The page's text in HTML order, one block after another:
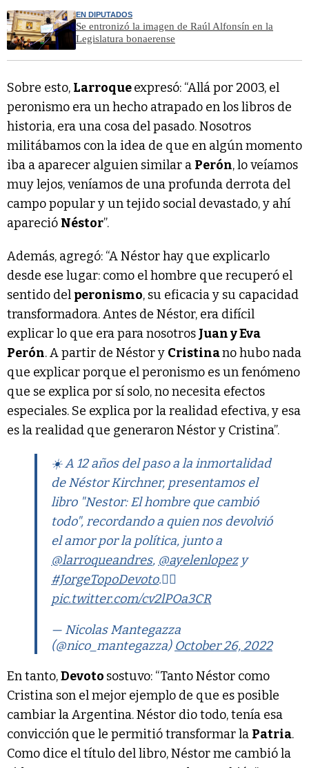
EN DIPUTADOS
Se entronizó la imagen de Raúl Alfonsín en la
Legislatura bonaerense
Sobre esto, Larroqueexpresó: “Allá por 2003, el
peronismo era un hecho atrapado en los libros de
historia, era una cosa del pasado. Nosotros
militábamos con la idea de que en algún momento
iba a aparecer alguien similar a Perón, lo veíamos
muy lejos, veníamos de una profunda derrota del
campo popular y un tejido social devastado, y ahí
apareció Néstor”.
Además, agregó: “A Néstor hay que explicarlo
desde ese lugar: como el hombre que recuperó el
sentido del peronismo, su eficacia y su capacidad
transformadora. Antes de Néstor, era difícil
explicar lo que era para nosotros Juan y Eva
Perón. A partir de Néstor y Cristinano hubo nada
que explicar porque el peronismo es un fenómeno
que se explica por sí solo, no necesita efectos
especiales. Se explica por la realidad efectiva, y esa
es la realidad que generaron Néstor y Cristina”.
☀️ A 12 años del paso a la inmortalidad
de Néstor Kirchner, presentamos el
libro "Nestor: El hombre que cambió
todo", recordando a quien nos devolvió
el amor por la política, junto a
@larroqueandres, @ayelenlopezy
#JorgeTopoDevoto.✌🏽
pic.twitter.com/cv2lPOa3CR
— Nicolas Mantegazza
(@nico_mantegazza) October 26, 2022
En tanto,Devoto sostuvo: “Tanto Néstor como
Cristina son el mejor ejemplo de que es posible
cambiar la Argentina. Néstor dio todo, tenía esa
convicción que le permitió transformar la Patria.
Como dice el título del libro, Néstor me cambió la